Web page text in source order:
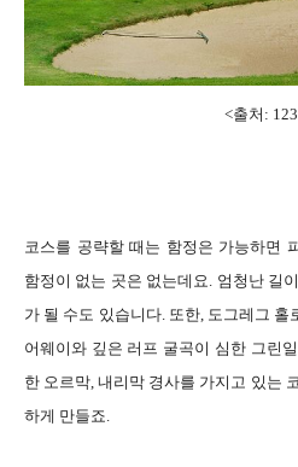
<출처:
코스를 공략할 때는 함정은 가능하면
함정이 없는 곳은 없는데요. 엄청난 길
가 될 수도 있습니다. 또한, 도그레그 홀
어웨이와 깊은 러프 굴곡이 심한 그린
한 오르막, 내리막 경사를 가지고 있는
하게 만들죠.